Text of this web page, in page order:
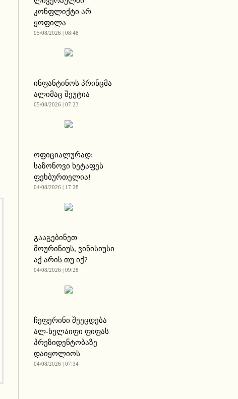
კონფლიქტი არ
ყოფილა
05/08/2026 | 08:48
ინფანტინოს პრინცმა
ალიმაც შეუტია
05/08/2026 | 07:23
ოფიციალურად:
საზონოვი ხეტაფეს
ფეხბურთელია!
04/08/2026 | 17:28
გააგებინეთ
მოურინიუს, ვინისიუსი
აქ არის თუ იქ?
04/08/2026 | 09:28
ჩეფერინი შეეცდება
ალ-ხელაიფი ფიფას
პრეზიდენტობაზე
დაიყოლიოს
04/08/2026 | 07:34